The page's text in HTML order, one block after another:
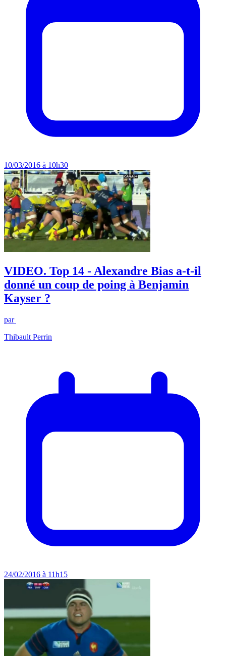
10/03/2016 à 10h30
VIDEO. Top 14 - Alexandre Bias a-t-il
donné un coup de poing à Benjamin
Kayser ?
par
Thibault Perrin
24/02/2016 à 11h15